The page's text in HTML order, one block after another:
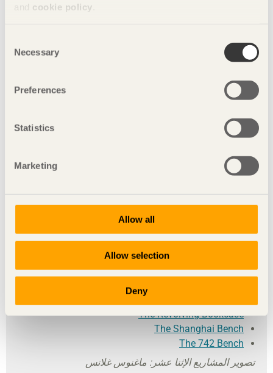
and cookie policy
Selection
Necessary
Preferences
Statistics
Marketing
Allow all
Allow selection
Deny
مشاركة هذه الصفحة:
المشاريع الفرعية مع المصممين السويديين
طاولة القهوة Radius
Sauna Seat
The Revolving Bookcase
The Shanghai Bench
The 742 Bench
تصوير المشاريع الإثنا عشر: ماغنوس غلانس